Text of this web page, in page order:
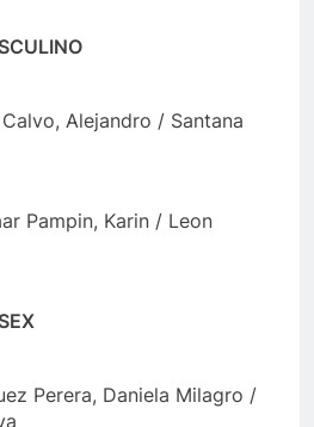
Alejandro / Santana
Pampin, Karin / Leon
Perera, Daniela Milagro /